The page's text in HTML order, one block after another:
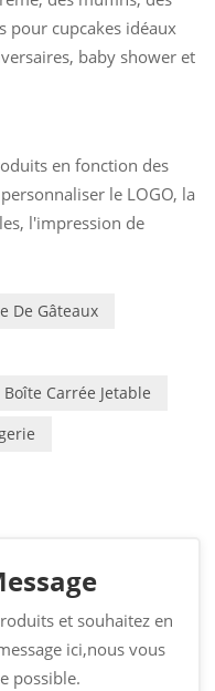
pour cupcakes idéaux
baby shower et
en fonction des
le LOGO, la
l'impression de
De Gâteaux
Boîte Carrée Jetable
et souhaitez en
ici,nous vous
possible.